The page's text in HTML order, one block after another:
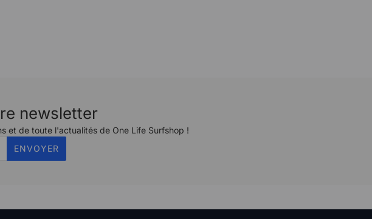
newsletter
et de toute l'actualités de One Life Surfshop !
ENVOYER